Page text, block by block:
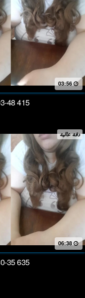
03:56
48 415
دقة عالية
06:38
35 635